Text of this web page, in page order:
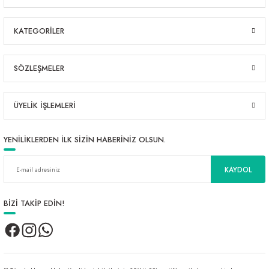
KATEGORİLER
SÖZLEŞMELER
ÜYELİK İŞLEMLERİ
YENİLİKLERDEN İLK SİZİN HABERİNİZ OLSUN.
KAYDOL
BİZİ TAKİP EDİN!